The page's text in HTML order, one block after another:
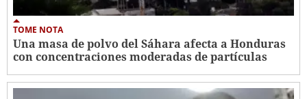
TOME NOTA
Una masa de polvo del Sáhara afecta a Honduras
con concentraciones moderadas de partículas